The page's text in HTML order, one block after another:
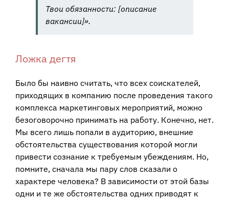
Твои обязанности: [описание
вакансии]».
Ложка дегтя
Было бы наивно считать, что всех соискателей,
приходящих в компанию после проведения такого
комплекса маркетинговых мероприятий, можно
безоговорочно принимать на работу. Конечно, нет.
Мы всего лишь попали в аудиторию, внешние
обстоятельства существования которой могли
привести сознание к требуемым убеждениям. Но,
помните, сначала мы пару слов сказали о
характере человека? В зависимости от этой базы
одни и те же обстоятельства одних приводят к